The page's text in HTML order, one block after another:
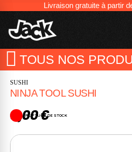
Livraison gratuite à partir
TOUS NOS
SUSHI
NINJA TOOL SUSHI
9,00 €
RUPTURE DE STOCK